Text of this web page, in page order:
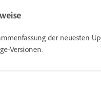
der neuesten
Versionen.